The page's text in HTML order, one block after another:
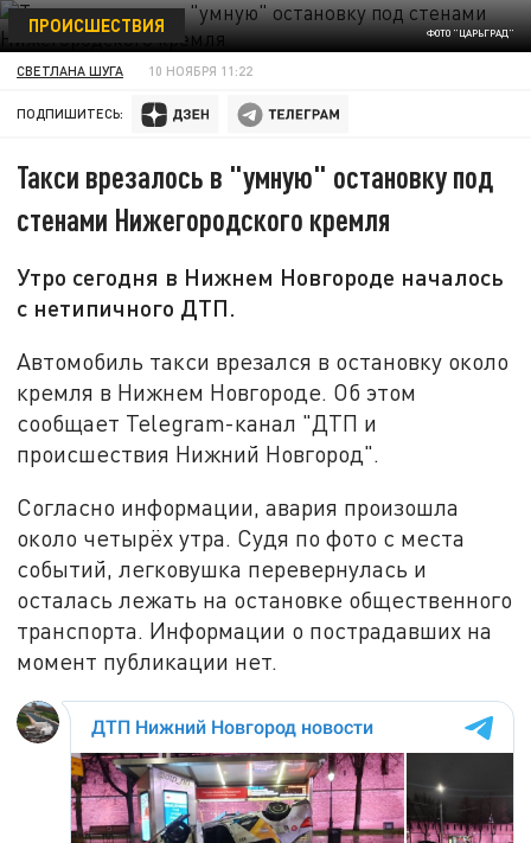
ФОТО "ЦАРЬГРАД"
ПРОИСШЕСТВИЯ
СВЕТЛАНА ШУГА 10 НОЯБРЯ 11:22
ПОДПИШИТЕСЬ:
Такси врезалось в "умную" остановку под
стенами Нижегородского кремля
Утро сегодня в Нижнем Новгороде началось
с нетипичного ДТП.
Автомобиль такси врезался в остановку около
кремля в Нижнем Новгороде. Об этом
сообщает Telegram-канал "ДТП и
происшествия Нижний Новгород".
Согласно информации, авария произошла
около четырёх утра. Судя по фото с места
событий, легковушка перевернулась и
осталась лежать на остановке общественного
транспорта. Информации о пострадавших на
момент публикации нет.